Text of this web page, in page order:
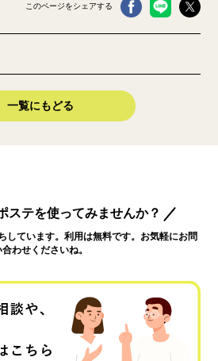
このページをシェアする
一覧にもどる
ステを使ってみませんか？
しています。利用は無料です。お気軽にお問
合わせくださいね。